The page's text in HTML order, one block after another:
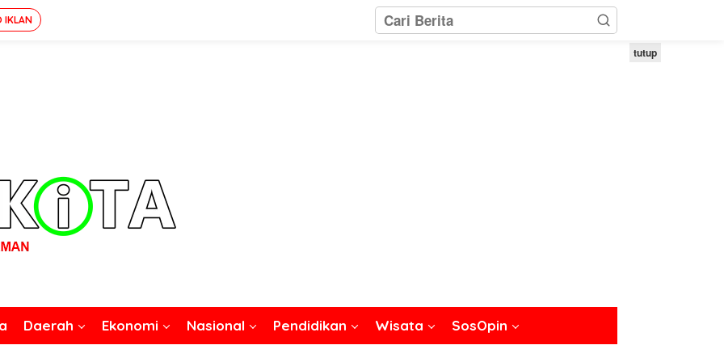
IKLAN
Daerah Ekonomi Nasional Pendidikan Wisata SosOpin
tutup